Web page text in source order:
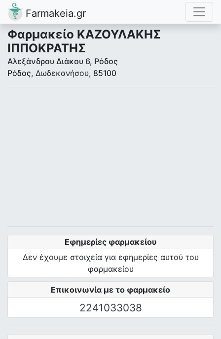
Farmakeia.gr
Φαρμακείο ΚΑΖΟΥΛΑΚΗΣ
ΙΠΠΟΚΡΑΤΗΣ
Αλεξάνδρου Διάκου 6, Ρόδος
Ρόδος, Δωδεκανήσου, 85100
Επικοινωνία με το φαρμακείο
2241033038
Εφημερίες φαρμακείου
Δεν έχουμε στοιχεία για εφημερίες αυτού του
φαρμακείου